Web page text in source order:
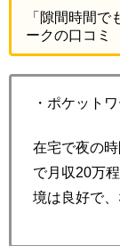
「隙間時間
ークの口コミ
・ポケット
在宅で夜の
で月収20万
境は良好で